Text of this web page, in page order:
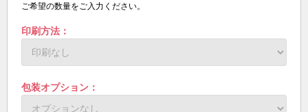
ご希望の数量をご入力ください。
印刷方法：
包装オプション：